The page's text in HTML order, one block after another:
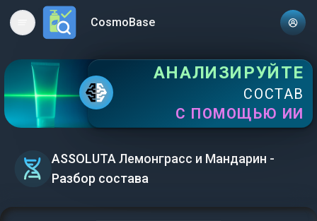
Open main menuCosmoBase
АНАЛИЗИРУЙТЕ
СОСТАВ
С ПОМОЩЬЮ ИИ
ASSOLUTA Лемонграсс и Мандарин -
Разбор состава